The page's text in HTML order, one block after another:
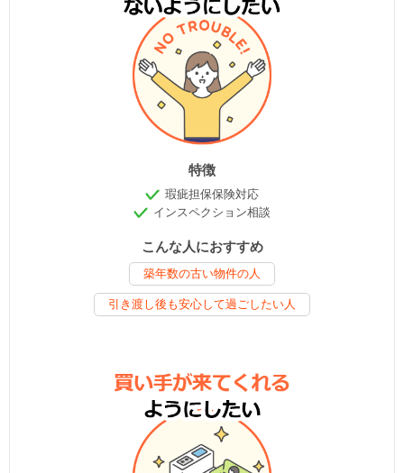
特徴
瑕疵担保保険対応
インスペクション相談
こんな人におすすめ
築年数の古い物件の人
引き渡し後も安心して過ごしたい人